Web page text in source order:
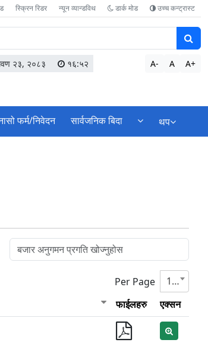
स्क्रिन रिडर न्यून व्यान्डविथ डार्क मोड उच्च कन्ट्रास्ट
२३, २०८३ १६:५२ A- A A+
फर्म/निवेदन सार्वजनिक बिदा थप
Per Page
10
फाईलहरु
एक्सन